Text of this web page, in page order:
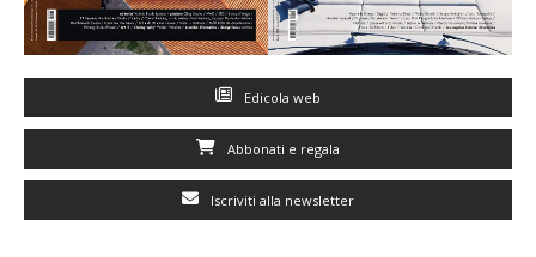
Edicola web
Abbonati e regala
Iscriviti alla newsletter